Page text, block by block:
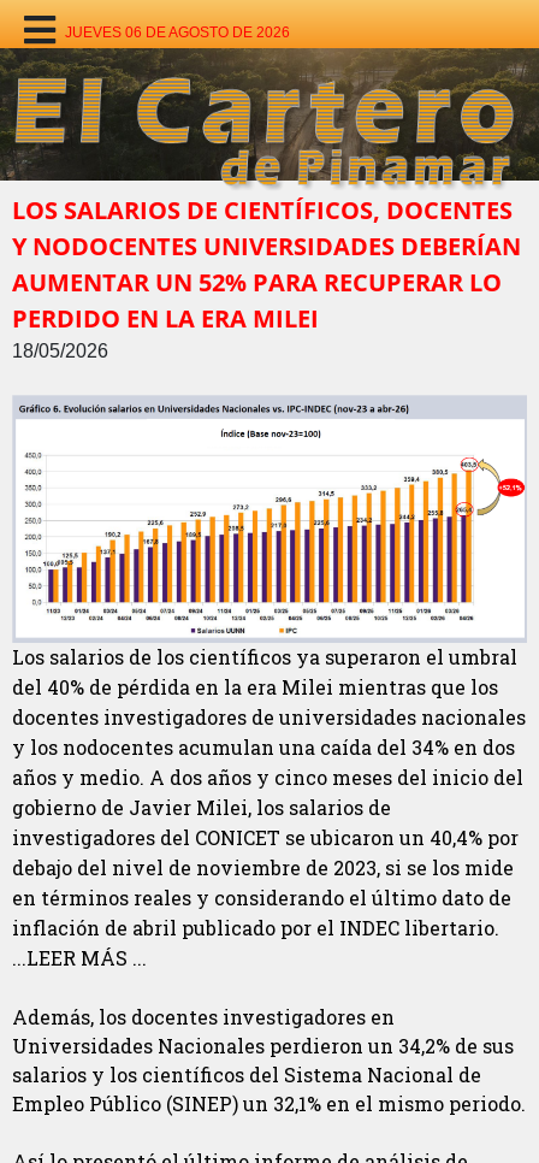
JUEVES 06 DE AGOSTO DE 2026
LOS SALARIOS DE CIENTÍFICOS, DOCENTES
Y NODOCENTES UNIVERSIDADES DEBERÍAN
AUMENTAR UN 52% PARA RECUPERAR LO
PERDIDO EN LA ERA MILEI
18/05/2026
Los salarios de los científicos ya superaron el umbral
del 40% de pérdida en la era Milei mientras que los
docentes investigadores de universidades nacionales
y los nodocentes acumulan una caída del 34% en dos
años y medio. A dos años y cinco meses del inicio del
gobierno de Javier Milei, los salarios de
investigadores del CONICET se ubicaron un 40,4% por
debajo del nivel de noviembre de 2023, si se los mide
en términos reales y considerando el último dato de
inflación de abril publicado por el INDEC libertario.
...LEER MÁS ...
Además, los docentes investigadores en
Universidades Nacionales perdieron un 34,2% de sus
salarios y los científicos del Sistema Nacional de
Empleo Público (SINEP) un 32,1% en el mismo periodo.